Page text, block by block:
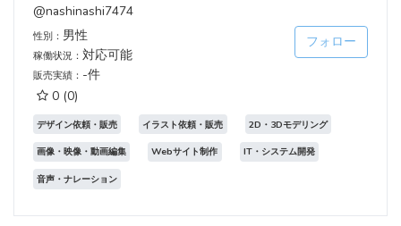
@nashinashi7474
性別： 男性
稼働状況： 対応可能
販売実績： -件
0 (0)
フォロー
デザイン依頼・販売 イラスト依頼・販売 2D・3Dモデリング
画像・映像・動画編集 Webサイト制作 IT・システム開発
音声・ナレーション